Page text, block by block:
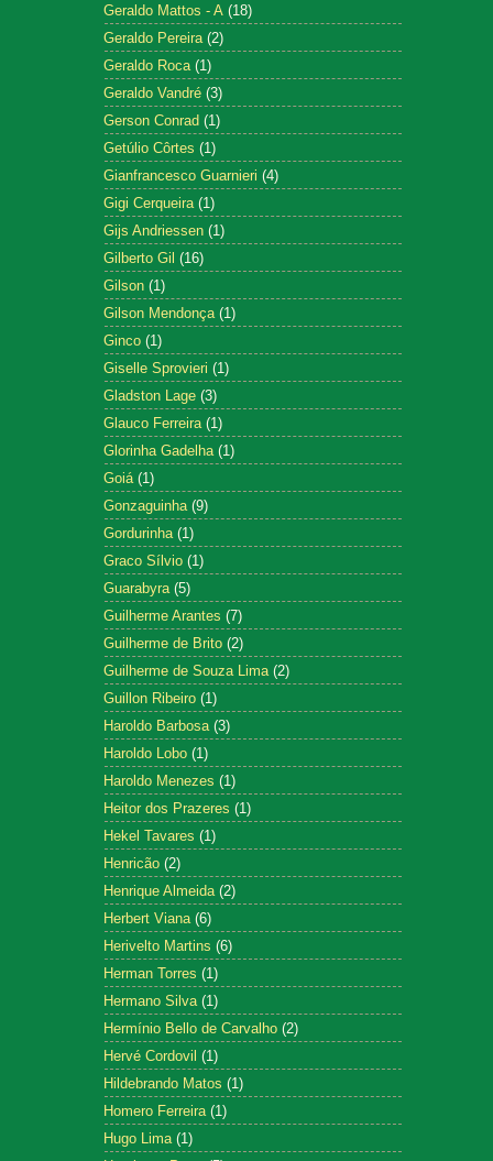
Geraldo Mattos - A (18)
Geraldo Pereira (2)
Geraldo Roca (1)
Geraldo Vandré (3)
Gerson Conrad (1)
Getúlio Côrtes (1)
Gianfrancesco Guarnieri (4)
Gigi Cerqueira (1)
Gijs Andriessen (1)
Gilberto Gil (16)
Gilson (1)
Gilson Mendonça (1)
Ginco (1)
Giselle Sprovieri (1)
Gladston Lage (3)
Glauco Ferreira (1)
Glorinha Gadelha (1)
Goiá (1)
Gonzaguinha (9)
Gordurinha (1)
Graco Sílvio (1)
Guarabyra (5)
Guilherme Arantes (7)
Guilherme de Brito (2)
Guilherme de Souza Lima (2)
Guillon Ribeiro (1)
Haroldo Barbosa (3)
Haroldo Lobo (1)
Haroldo Menezes (1)
Heitor dos Prazeres (1)
Hekel Tavares (1)
Henricão (2)
Henrique Almeida (2)
Herbert Viana (6)
Herivelto Martins (6)
Herman Torres (1)
Hermano Silva (1)
Hermínio Bello de Carvalho (2)
Hervé Cordovil (1)
Hildebrando Matos (1)
Homero Ferreira (1)
Hugo Lima (1)